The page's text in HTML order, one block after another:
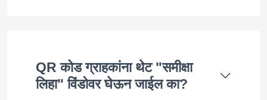
QR कोड ग्राहकांना थेट "समीक्षा
लिहा" विंडोवर घेऊन जाईल का?